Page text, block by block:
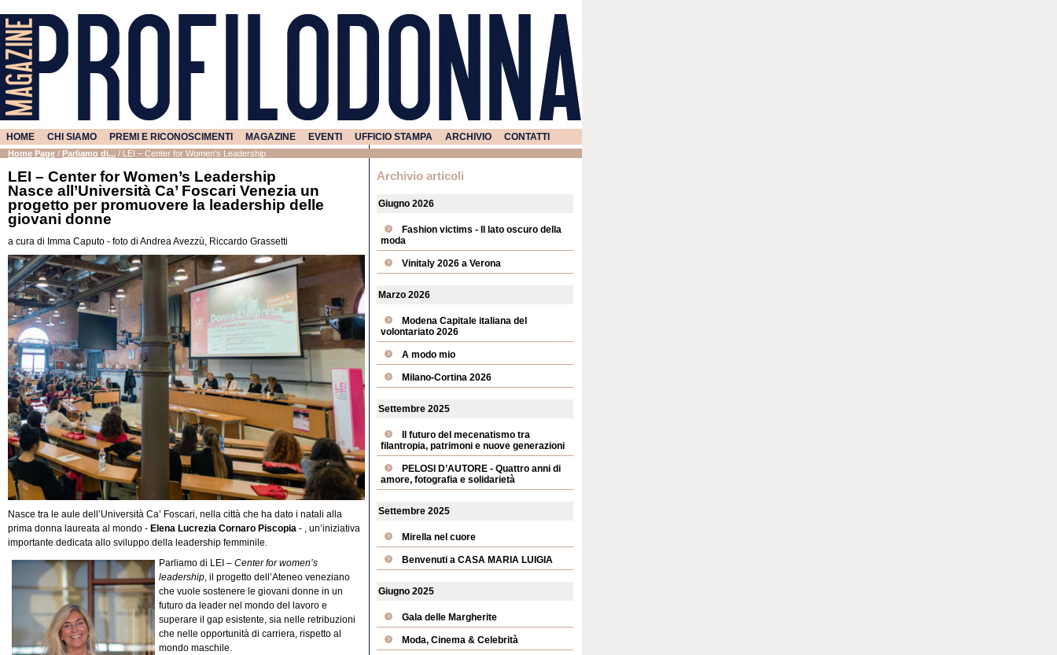
HOME CHI SIAMO PREMI E RICONOSCIMENTI MAGAZINE EVENTI UFFICIO STAMPA ARCHIVIO CONTATTI
Home Page / Parliamo di... / LEI – Center for Women’s Leadership
LEI – Center for Women’s Leadership
Nasce all’Università Ca’ Foscari Venezia un
progetto per promuovere la leadership delle
giovani donne
a cura di Imma Caputo - foto di Andrea Avezzù, Riccardo Grassetti
Nasce tra le aule dell’Università Ca’ Foscari, nella città che ha dato i natali alla
prima donna laureata al mondo - Elena Lucrezia Cornaro Piscopia - , un’iniziativa
importante dedicata allo sviluppo della leadership femminile.
Parliamo di LEI – Center for women’s
leadership, il progetto dell’Ateneo veneziano
che vuole sostenere le giovani donne in un
futuro da leader nel mondo del lavoro e
superare il gap esistente, sia nelle retribuzioni
che nelle opportunità di carriera, rispetto al
mondo maschile.
Archivio articoli
Giugno 2026
Fashion victims - Il lato oscuro della
moda
Vinitaly 2026 a Verona
Marzo 2026
Modena Capitale italiana del
volontariato 2026
A modo mio
Milano-Cortina 2026
Settembre 2025
Il futuro del mecenatismo tra
filantropia, patrimoni e nuove generazioni
PELOSI D’AUTORE - Quattro anni di
amore, fotografia e solidarietà
Settembre 2025
Mirella nel cuore
Benvenuti a CASA MARIA LUIGIA
Giugno 2025
Gala delle Margherite
Moda, Cinema & Celebrità